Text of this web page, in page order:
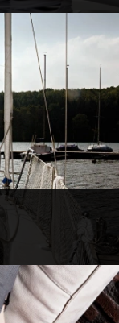
&
Kreative